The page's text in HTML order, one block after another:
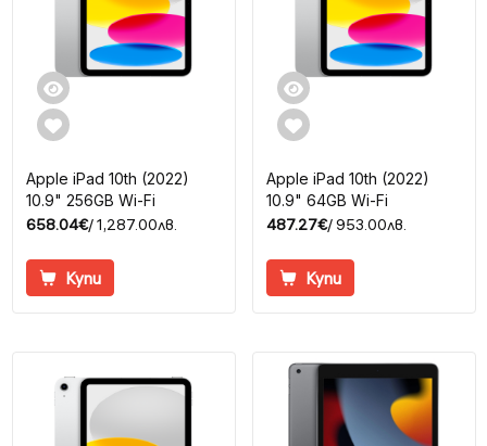
Apple iPad 10th (2022)
10.9" 256GB Wi-Fi
658.04€/ 1,287.00лв.
Купи
Apple iPad 10th (2022)
10.9" 64GB Wi-Fi
487.27€/ 953.00лв.
Купи